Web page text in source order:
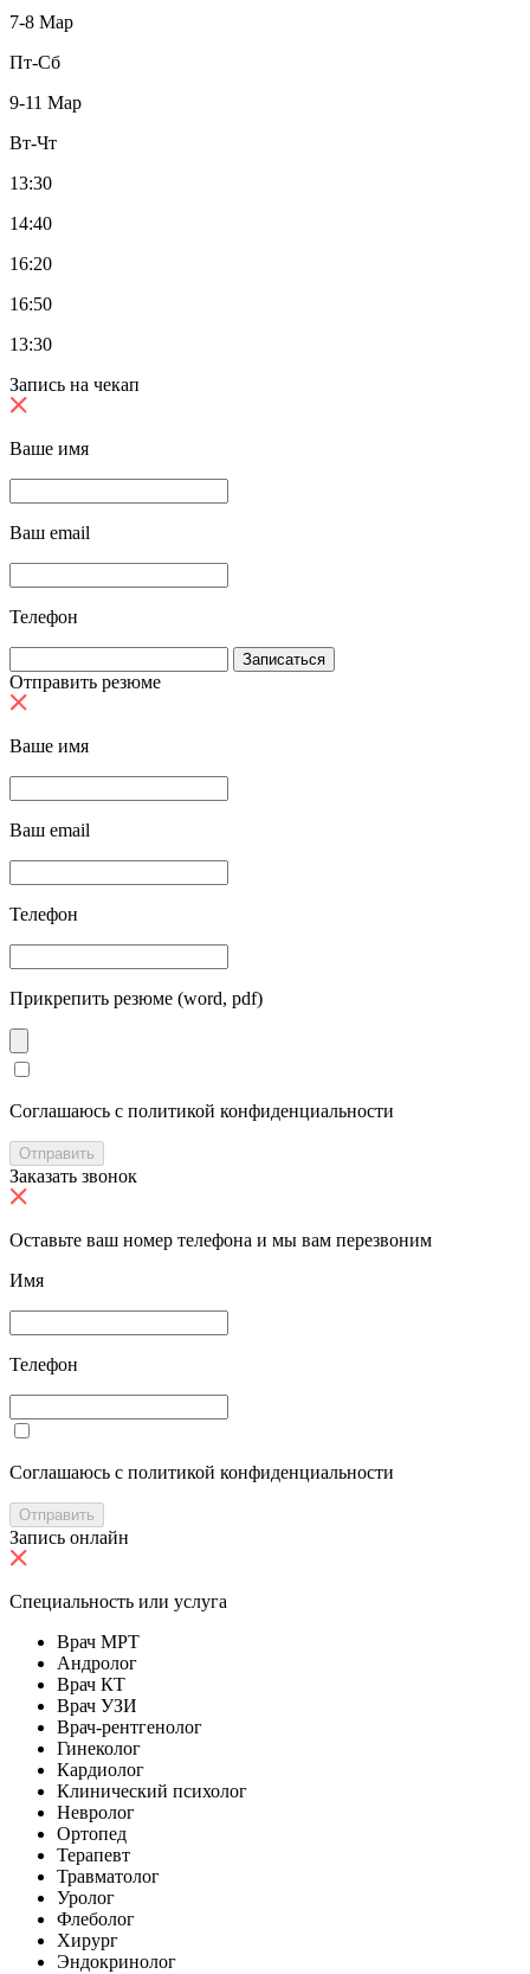
7-8 Мар
Пт-Сб
9-11 Мар
Вт-Чт
13:30
14:40
16:20
16:50
13:30
Запись на чекап
Ваше имя
Ваш email
Телефон
Отправить резюме
Ваше имя
Ваш email
Телефон
Прикрепить резюме (word, pdf)
Cоглашаюсь с политикой конфиденциальности
Отправить
Заказать звонок
Оставьте ваш номер телефона и мы вам перезвоним
Имя
Телефон
Cоглашаюсь с политикой конфиденциальности
Отправить
Запись онлайн
Специальность или услуга
Врач МРТ
Андролог
Врач КТ
Врач УЗИ
Врач-рентгенолог
Гинеколог
Кардиолог
Клинический психолог
Невролог
Ортопед
Терапевт
Травматолог
Уролог
Флеболог
Хирург
Эндокринолог